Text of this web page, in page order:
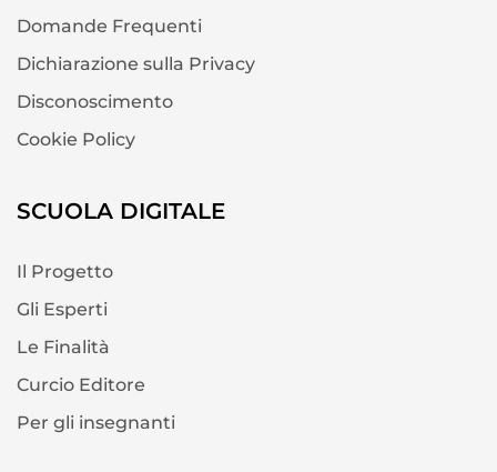
Domande Frequenti
Dichiarazione sulla Privacy
Disconoscimento
Cookie Policy
SCUOLA DIGITALE
Il Progetto
Gli Esperti
Le Finalità
Curcio Editore
Per gli insegnanti